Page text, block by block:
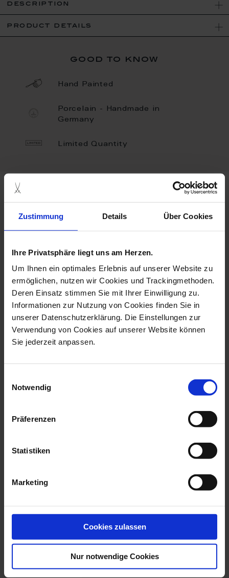
Zustimmung Details Über Cookies
Ihre Privatsphäre liegt uns am Herzen.
Um Ihnen ein optimales Erlebnis auf unserer Website zu
ermöglichen, nutzen wir Cookies und Trackingmethoden.
Deren Einsatz stimmen Sie mit Ihrer Einwilligung zu.
Informationen zur Nutzung von Cookies finden Sie in
unserer Datenschutzerklärung. Die Einstellungen zur
Verwendung von Cookies auf unserer Website können
Sie jederzeit anpassen.
Notwendig
Präferenzen
Statistiken
Marketing
Cookies zulassen
Nur notwendige Cookies
description
product details
good to know
Hand Painted
Porcelain - Handmade in
Germany
Limited Quantity
more products from the limited
masterworks collection
Monkey With Young, H
$34,419.00